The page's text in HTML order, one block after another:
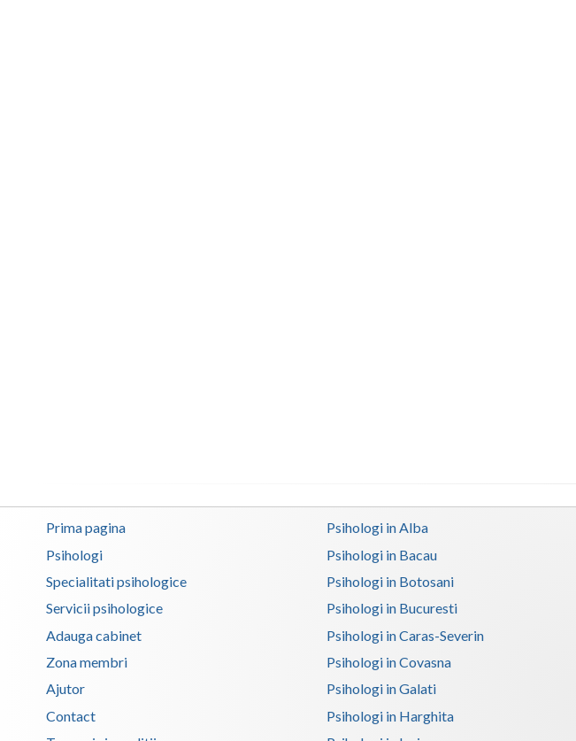
Prima pagina
Psihologi
Specialitati psihologice
Servicii psihologice
Adauga cabinet
Zona membri
Ajutor
Contact
Psihologi in Alba
Psihologi in Bacau
Psihologi in Botosani
Psihologi in Bucuresti
Psihologi in Caras-Severin
Psihologi in Covasna
Psihologi in Galati
Psihologi in Harghita